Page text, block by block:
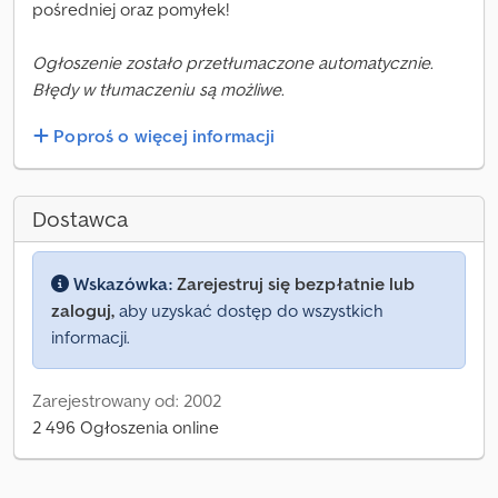
pośredniej oraz pomyłek!
Ogłoszenie zostało przetłumaczone automatycznie.
Błędy w tłumaczeniu są możliwe.
Poproś o więcej informacji
Dostawca
Wskazówka: Zarejestruj się bezpłatnie lub
zaloguj, aby uzyskać dostęp do wszystkich
informacji.
Zarejestrowany od: 2002
2 496 Ogłoszenia online